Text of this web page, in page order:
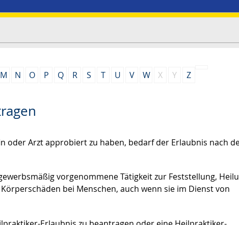
M N O P Q R S T U V W X Y Z
oder Arzt approbiert zu haben, bedarf der Erlaubnis nach
vorgenommene Tätigkeit zur Feststellung,
bei Menschen, auch wenn sie im Dienst von